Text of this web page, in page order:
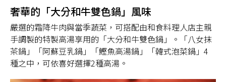
奢華的「大分和牛雙色鍋」風味
嚴選的霜降牛肉與當季蔬菜，可搭配由和食料理人店主親
手調製的特製高湯享用的「大分和牛雙色鍋」。「八女抹
茶鍋」「阿蘇豆乳鍋」「鰹魚高湯鍋」「韓式泡菜鍋」4
種之中，可依喜好選擇2種高湯。